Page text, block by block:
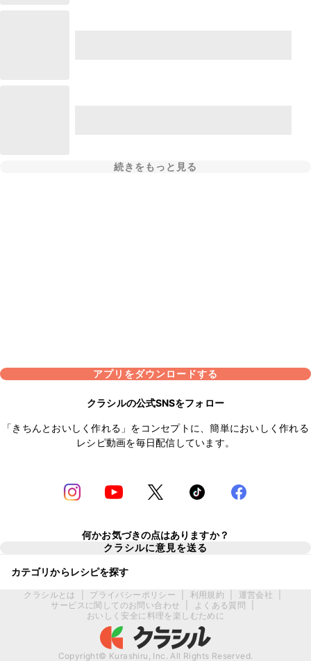
続きをもっと見る
アプリをダウンロードする
クラシルの公式SNSをフォロー
「きちんとおいしく作れる」をコンセプトに、簡単においしく作れる
レシピ動画を毎日配信しています。
何かお気づきの点はありますか？
クラシルに意見を送る
カテゴリからレシピを探す
クラシルとは プライバシーポリシー 利用規約 運営会社
サービスに関してのお問い合わせ
よくある質問
おいしく安全に料理を楽しむために
Copyright© Kurashiru, Inc. All Rights Reserved.